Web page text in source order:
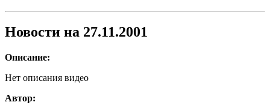
Новости на 27.11.2001
Описание:
Нет описания видео
Автор: